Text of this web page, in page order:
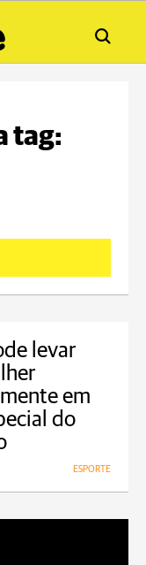
tag:
levar
em
do
ESPORTE